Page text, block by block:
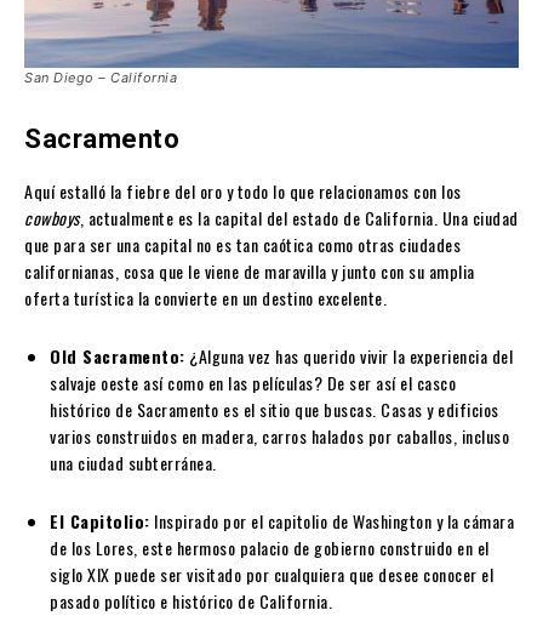
San Diego – California
Sacramento
Aquí estalló la fiebre del oro y todo lo que relacionamos con los
cowboys, actualmente es la capital del estado de California. Una ciudad
que para ser una capital no es tan caótica como otras ciudades
californianas, cosa que le viene de maravilla y junto con su amplia
oferta turística la convierte en un destino excelente.
Old Sacramento: ¿Alguna vez has querido vivir la experiencia del
salvaje oeste así como en las películas? De ser así el casco
histórico de Sacramento es el sitio que buscas. Casas y edificios
varios construidos en madera, carros halados por caballos, incluso
una ciudad subterránea.
El Capitolio: Inspirado por el capitolio de Washington y la cámara
de los Lores, este hermoso palacio de gobierno construido en el
siglo XIX puede ser visitado por cualquiera que desee conocer el
pasado político e histórico de California.